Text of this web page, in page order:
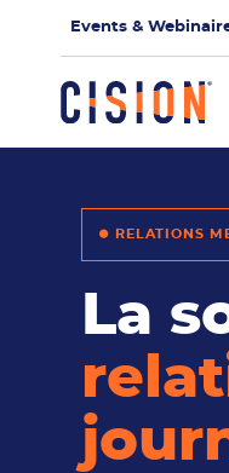
Events &
⏺ RELATIONS
La